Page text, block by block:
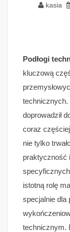
kasia
Podłogi
kluczową
technicznych.
doprowadził
coraz
nie tylko
praktyczność
istotną rolę
specjalnie dla
technicznym.